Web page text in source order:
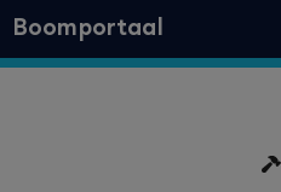
Boomportaal